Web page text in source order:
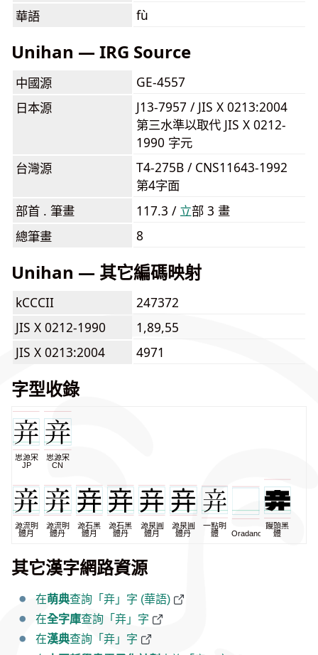
華語
fù
Unihan — IRG Source
中國源
GE-4557
日本源
J13-7957 / JIS X 0213:2004
第三水準以取代 JIS X 0212-
1990 字元
台灣源
T4-275B / CNS11643-1992
第4字面
部首 . 筆畫
117.3 / ⽴部 3 畫
總筆畫
8
Unihan — 其它編碼映射
kCCCII
247372
JIS X 0212-1990
1,89,55
JIS X 0213:2004
4971
字型收錄
思源宋
JP
思源宋
CN
源流明
體月
源流明
體丹
源石黑
體月
源石黑
體丹
源泉圓
體月
源泉圓
體丹
一點明
體
Oradano
饅頭黑
體
其它漢字網路資源
在萌典查詢「竎」字 (華語)
在全字庫查詢「竎」字
在漢典查詢「竎」字